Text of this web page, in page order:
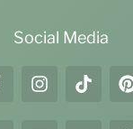
Social Media